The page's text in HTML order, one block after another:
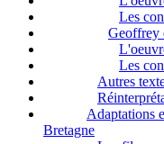
Les
Geoffrey
Les
Autres
Adaptations
Bretagne